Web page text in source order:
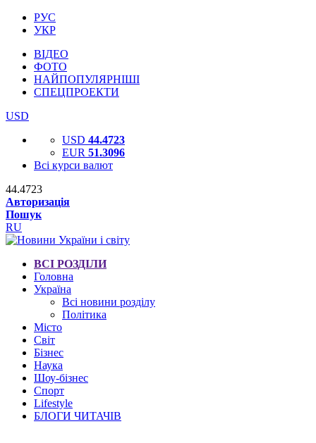
РУС
УКР
ВІДЕО
ФОТО
НАЙПОПУЛЯРНІШІ
СПЕЦПРОЕКТИ
USD
USD 44.4723
EUR 51.3096
Всі курси валют
44.4723
Авторизація
Пошук
RU
ВСІ РОЗДІЛИ
Головна
Україна
Всі новини розділу
Політика
Місто
Світ
Бізнес
Наука
Шоу-бізнес
Спорт
Lifestyle
БЛОГИ ЧИТАЧІВ